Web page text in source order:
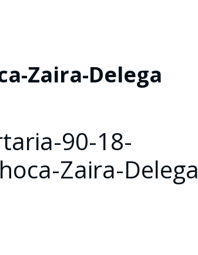
Zaira-Delega
90-18-
Zaira-Delega